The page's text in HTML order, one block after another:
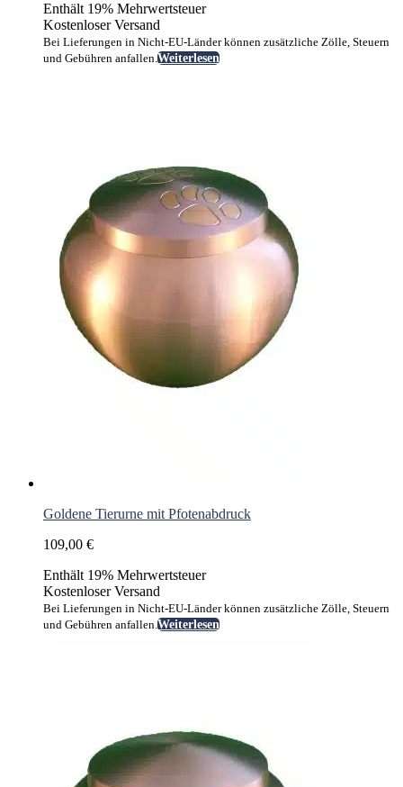
Enthält 19% Mehrwertsteuer
Kostenloser Versand
Bei Lieferungen in Nicht-EU-Länder können zusätzliche Zölle, Steuern
und Gebühren anfallen.Weiterlesen
Goldene Tierurne mit Pfotenabdruck
109,00 €
Enthält 19% Mehrwertsteuer
Kostenloser Versand
Bei Lieferungen in Nicht-EU-Länder können zusätzliche Zölle, Steuern
und Gebühren anfallen.Weiterlesen